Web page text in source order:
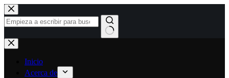
Ir
al
contenido
Sin
resultados
Inicio
Acerca de